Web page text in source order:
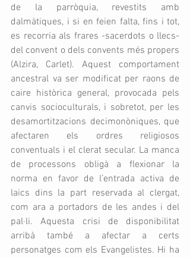
de la parròquia, revestits amb
dalmàtiques, i si en feien falta, fins i tot,
es recorria als frares -sacerdots o llecs-
del convent o dels convents més propers
(Alzira, Carlet). Aquest comportament
ancestral va ser modificat per raons de
caire històrica general, provocada pels
canvis socioculturals, i sobretot, per les
desamortitzacions decimonòniques, que
afectaren els ordres religiosos
conventuals i el clerat secular. La manca
de processons obligà a flexionar la
norma en favor de l’entrada activa de
laics dins la part reservada al clergat,
com ara a portadors de les andes i del
pal·li. Aquesta crisi de disponibilitat
arribà també a afectar a certs
personatges com els Evangelistes. Hi ha